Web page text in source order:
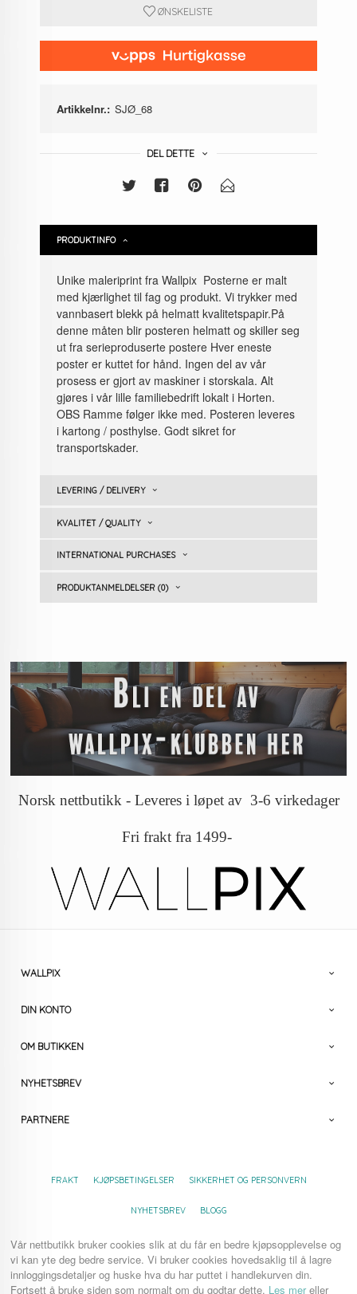
ØNSKELISTE
Artikkelnr.: SJØ_68
DEL DETTE
PRODUKTINFO
Unike maleriprint fra Wallpix Posterne er malt
med kjærlighet til fag og produkt. Vi trykker med
vannbasert blekk på helmatt kvalitetspapir.På
denne måten blir posteren helmatt og skiller seg
ut fra serieproduserte postere Hver eneste
poster er kuttet for hånd. Ingen del av vår
prosess er gjort av maskiner i storskala. Alt
gjøres i vår lille familiebedrift lokalt i Horten.
OBS Ramme følger ikke med. Posteren leveres
i kartong / posthylse. Godt sikret for
transportskader.
LEVERING / DELIVERY
KVALITET / QUALITY
INTERNATIONAL PURCHASES
PRODUKTANMELDELSER (0)
Norsk nettbutikk - Leveres i løpet av 3-6 virkedager
Fri frakt fra 1499-
WALLPIX
DIN KONTO
OM BUTIKKEN
NYHETSBREV
PARTNERE
FRAKT KJØPSBETINGELSER SIKKERHET OG PERSONVERN
NYHETSBREV BLOGG
Vår nettbutikk bruker cookies slik at du får en bedre kjøpsopplevelse og
vi kan yte deg bedre service. Vi bruker cookies hovedsaklig til å lagre
innloggingsdetaljer og huske hva du har puttet i handlekurven din.
Fortsett å bruke siden som normalt om du godtar dette. Les mereller